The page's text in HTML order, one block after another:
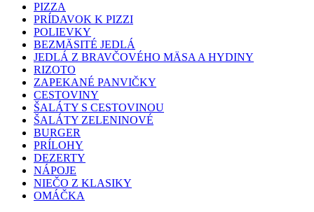
PIZZA
PRÍDAVOK K PIZZI
POLIEVKY
BEZMÄSITÉ JEDLÁ
JEDLÁ Z BRAVČOVÉHO MÄSA A HYDINY
RIZOTO
ZAPEKANÉ PANVIČKY
CESTOVINY
ŠALÁTY S CESTOVINOU
ŠALÁTY ZELENINOVÉ
BURGER
PRÍLOHY
DEZERTY
NÁPOJE
NIEČO Z KLASIKY
OMÁČKA